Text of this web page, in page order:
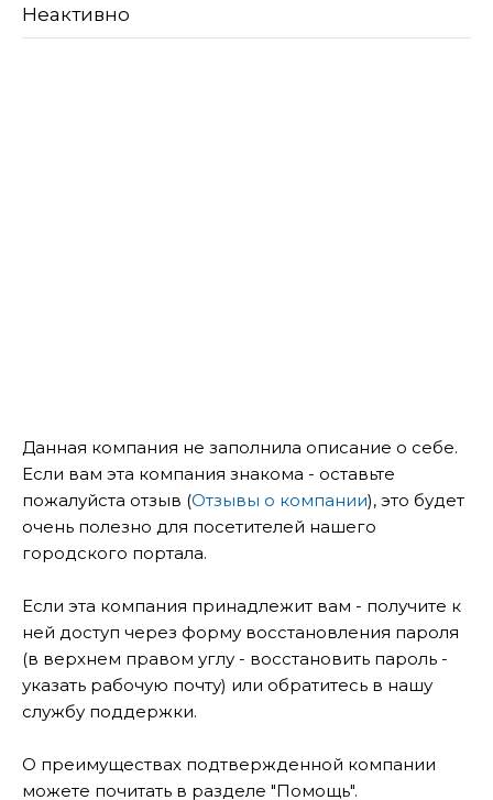
Неактивно
Данная компания не заполнила описание о себе.
Если вам эта компания знакома - оставьте
пожалуйста отзыв (Отзывы о компании), это будет
очень полезно для посетителей нашего
городского портала.
Если эта компания принадлежит вам - получите к
ней доступ через форму восстановления пароля
(в верхнем правом углу - восстановить пароль -
указать рабочую почту) или обратитесь в нашу
службу поддержки.
О преимуществах подтвержденной компании
можете почитать в разделе "Помощь".